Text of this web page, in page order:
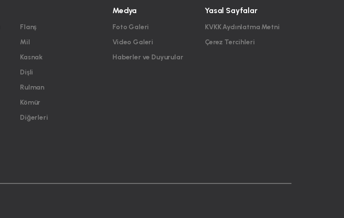
Flanş
Mil
Kasnak
Dişli
Rulman
Kömür
Diğerleri
Medya
Foto Galeri
Video Galeri
Haberler ve Duyurular
Yasal Sayfalar
KVKK Aydınlatma Metni
Çerez Tercihleri